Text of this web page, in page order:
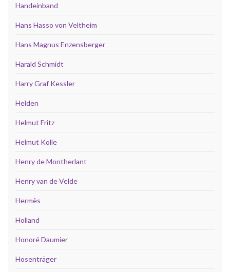
Handeinband
Hans Hasso von Veltheim
Hans Magnus Enzensberger
Harald Schmidt
Harry Graf Kessler
Helden
Helmut Fritz
Helmut Kolle
Henry de Montherlant
Henry van de Velde
Hermès
Holland
Honoré Daumier
Hosenträger